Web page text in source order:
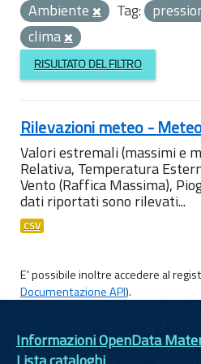
Ambiente
Tag:
clima
RISULTATO DEL FILTRO
Rilevazioni meteo -
Valori estremali (massimi e
Relativa, Temperatura
Vento (Raffica Massima),
dati riportati sono rilevati...
CSV
E' possibile inoltre accedere al
Documentazione API).
Informazioni OpenData